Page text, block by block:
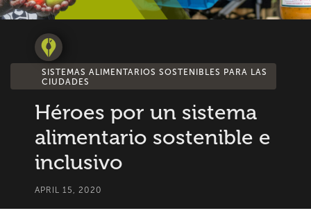
SISTEMAS ALIMENTARIOS SOSTENIBLES PARA LAS
CIUDADES
Héroes por un sistema
alimentario sostenible e
inclusivo
APRIL 15, 2020